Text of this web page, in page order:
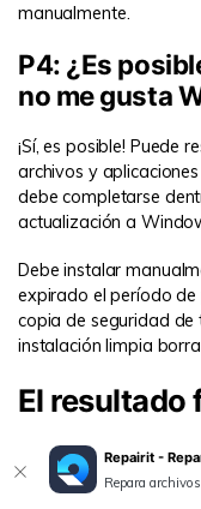
Repairit -
Repara
manualmente.
P4: ¿Es
no me gusta
¡Sí, es posible! Puede
archivos y
debe completarse
actualización a
Debe instalar
expirado el período
copia de seguridad
instalación limpia
El resultado
Los usuarios de
11 ahora saben cómo